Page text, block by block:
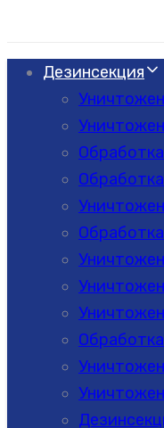
Дезинсекция